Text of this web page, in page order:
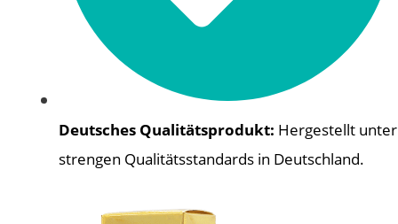
Deutsches Qualitätsprodukt: Hergestellt unter
strengen Qualitätsstandards in Deutschland.